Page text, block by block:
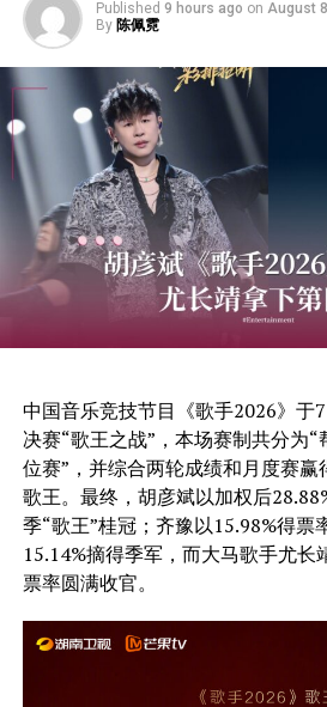
Published 9 hours ago on August
By 陈佩霓
中国音乐竞技节目《歌手2026》于
决赛“歌王之战”，本场赛制共分为“
位赛”，并综合两轮成绩和月度赛
歌王。最终，胡彦斌以加权后
季“歌王”桂冠；齐豫以15.98%得票
15.14%摘得季军，而大马歌手尤长
票率圆满收官。